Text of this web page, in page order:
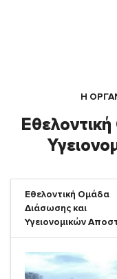
Η
Εθελοντική Ομάδα
Διάσωσης και
Υγειονομικών